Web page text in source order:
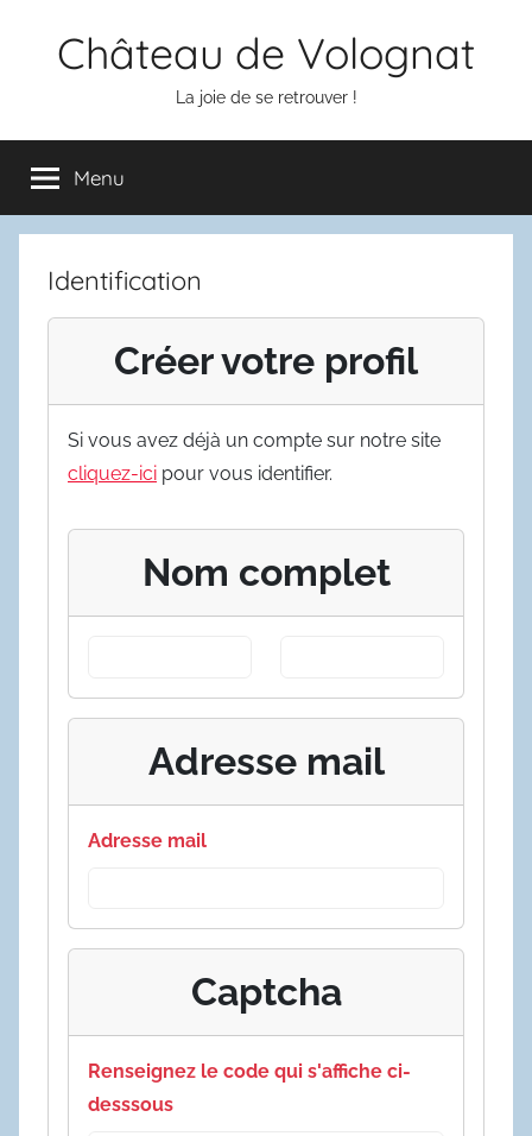
Château de Volognat
La joie de se retrouver !
Menu
Identification
Créer votre profil
Si vous avez déjà un compte sur notre site
cliquez-ici pour vous identifier.
Nom complet
Adresse mail
Adresse mail
Captcha
Renseignez le code qui s'affiche ci-
desssous